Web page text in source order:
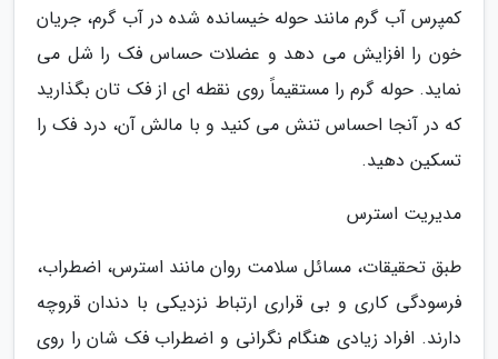
کمپرس آب گرم مانند حوله خیسانده شده در آب گرم، جریان
خون را افزایش می دهد و عضلات حساس فک را شل می
نماید. حوله گرم را مستقیماً روی نقطه ای از فک تان بگذارید
که در آنجا احساس تنش می کنید و با مالش آن، درد فک را
تسکین دهید.
مدیریت استرس
طبق تحقیقات، مسائل سلامت روان مانند استرس، اضطراب،
فرسودگی کاری و بی قراری ارتباط نزدیکی با دندان قروچه
دارند. افراد زیادی هنگام نگرانی و اضطراب فک شان را روی